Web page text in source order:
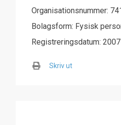
Organisationsnummer:
Bolagsform: Fysisk
Registreringsdatum:
Skriv ut